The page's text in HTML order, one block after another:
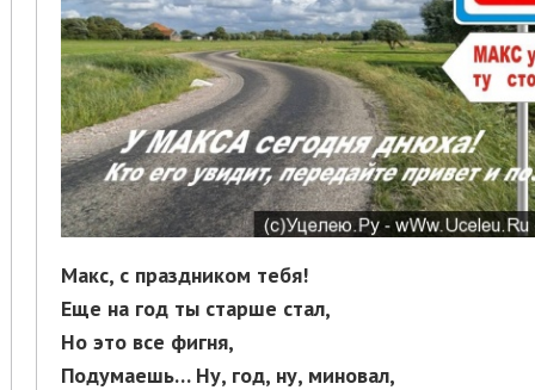
Макс, с праздником тебя!
Еще на год ты старше стал,
Но это все фигня,
Подумаешь… Ну, год, ну, миновал,